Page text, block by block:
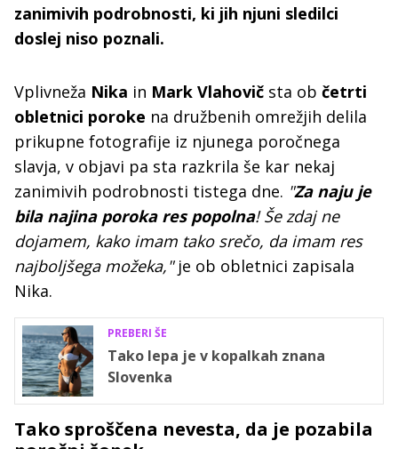
zanimivih podrobnosti, ki jih njuni sledilci
doslej niso poznali.
Vplivneža Nika in Mark Vlahovič sta ob četrti
obletnici poroke na družbenih omrežjih delila
prikupne fotografije iz njunega poročnega
slavja, v objavi pa sta razkrila še kar nekaj
zanimivih podrobnosti tistega dne. "Za naju je
bila najina poroka res popolna! Še zdaj ne
dojamem, kako imam tako srečo, da imam res
najboljšega možeka,"je ob obletnici zapisala
Nika.
PREBERI ŠE
Tako lepa je v kopalkah znana
Slovenka
Tako sproščena nevesta, da je pozabila